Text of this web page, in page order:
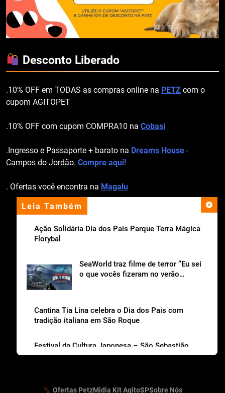
Leia Também
Ação Solidária Dia dos Pais Parque Terra Mágica
Florybal
SeaWorld traz filme de terror “Eu sei
o que vocês fizeram no verão
Cantina Tia Lina celebra o Dia dos Pais com
tradição italiana em São Roque
Festival da Cultura Japonesa – São Sebastião
Matsuri 2026
Desconto Liberado
.10% OFF em TODAS as compras online na PETZ com o
cupom AGITOPET
.10% OFF com cupom COMPRA10 na Cobasi
.Ingresso e Passaporte + barato na Dreams House -
Campos do Jordão. Compre aqui!
. Ofertas você encontra na Magalu
apoio institucional
Ofertas PetzMidia Kit AgitoSPSobre Nós